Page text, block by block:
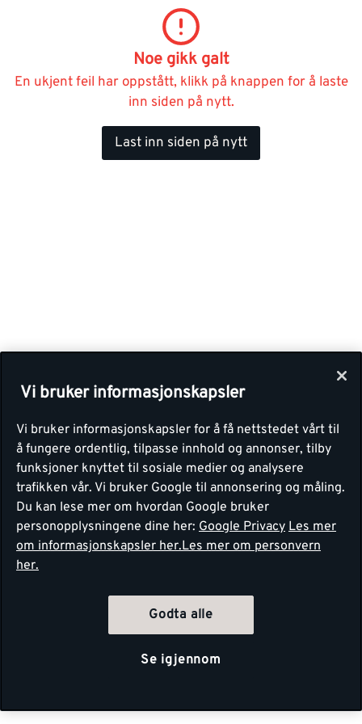
Noe gikk galt
En ukjent feil har oppstått, klikk på knappen for å laste
inn siden på nytt.
Last inn siden på nytt
Vi bruker informasjonskapsler
Vi bruker informasjonskapsler for å få nettstedet vårt til
å fungere ordentlig, tilpasse innhold og annonser, tilby
funksjoner knyttet til sosiale medier og analysere
trafikken vår. Vi bruker Google til annonsering og måling.
Du kan lese mer om hvordan Google bruker
personopplysningene dine her: Google Privacy Les mer
om informasjonskapsler her.Les mer om personvern
her.
Godta alle
Se igjennom